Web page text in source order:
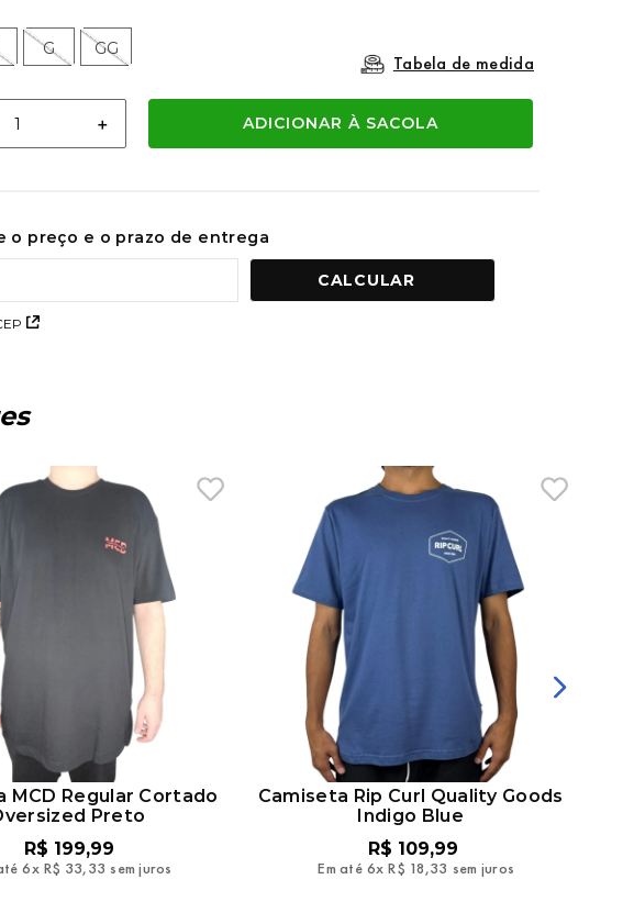
G GG
Tabela de medida
＋ ADICIONAR À SACOLA
o preço e o prazo de entrega
MCD Regular Cortado
Preto
R$ 199,99
6x R$ 33,33 sem juros
Camiseta Rip Curl Quality Goods
Indigo Blue
R$ 109,99
Em até 6x R$ 18,33 sem juros